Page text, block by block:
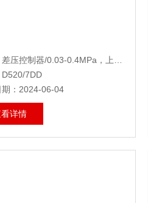
7DD
期：2024-06-04
详情